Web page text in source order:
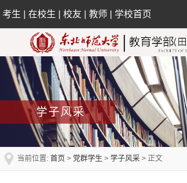
考生 |在校生 |校友 |教师 | 学校首页
学子风采
当前位置: 首页 > 党群学生 > 学子风采 > 正文